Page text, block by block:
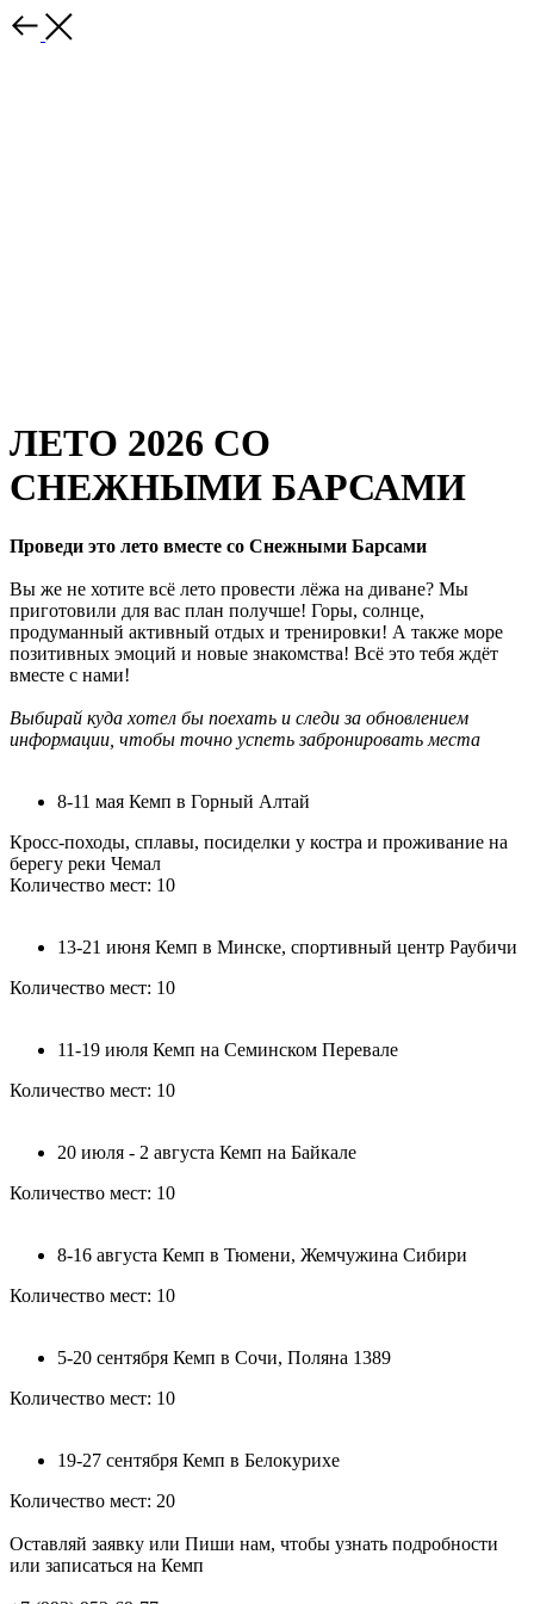
ЛЕТО 2026 СО
СНЕЖНЫМИ БАРСАМИ
Проведи это лето вместе со Снежными Барсами
Вы же не хотите всё лето провести лёжа на диване? Мы
приготовили для вас план получше! Горы, солнце,
продуманный активный отдых и тренировки! А также море
позитивных эмоций и новые знакомства! Всё это тебя ждёт
вместе с нами!
Выбирай куда хотел бы поехать и следи за обновлением
информации, чтобы точно успеть забронировать места
8-11 мая Кемп в Горный Алтай
Кросс-походы, сплавы, посиделки у костра и проживание на
берегу реки Чемал
Количество мест: 10
13-21 июня Кемп в Минске, спортивный центр Раубичи
Количество мест: 10
11-19 июля Кемп на Семинском Перевале
Количество мест: 10
20 июля - 2 августа Кемп на Байкале
Количество мест: 10
8-16 августа Кемп в Тюмени, Жемчужина Сибири
Количество мест: 10
5-20 сентября Кемп в Сочи, Поляна 1389
Количество мест: 10
19-27 сентября Кемп в Белокурихе
Количество мест: 20
Оставляй заявку или Пиши нам, чтобы узнать подробности
или записаться на Кемп